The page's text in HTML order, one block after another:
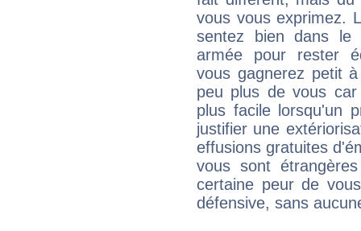
vous vous exprimez.
sentez bien dans le
armée pour rester
vous gagnerez petit
peu plus de vous
plus facile lorsqu'un
justifier une
effusions gratuites
vous sont
certaine peur de
défensive, sans